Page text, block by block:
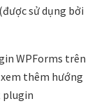
sử dụng bởi
WPForms trên
thêm hướng
plugin